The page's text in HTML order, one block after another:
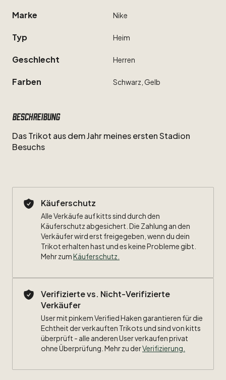
Marke Nike
Typ Heim
Geschlecht Herren
Farben Schwarz, Gelb
Beschreibung
DasTrikot ausdemJahrmeineserstenStadion
Besuchs
Käuferschutz
Alle Verkäufe auf kitts sind durch den
Käuferschutz abgesichert. Die Zahlung an den
Verkäufer wird erst freigegeben, wenn du dein
Trikot erhalten hast und es keine Probleme gibt.
Mehr zumKäuferschutz
Verifizierte vs. Nicht-Verifizierte
Verkäufer
User mit pinkem Verified Haken garantieren für die
Echtheit der verkauften Trikots und sind von kitts
überprüft - alle anderen User verkaufen privat
ohne Überprüfung. Mehr zu derVerifizierung.